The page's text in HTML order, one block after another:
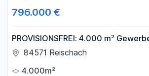
796.000 €
PROVISIONSFREI: 4.000 m²
erschlossen, sofort bebaubar,
84571 Reischach
4.000m²